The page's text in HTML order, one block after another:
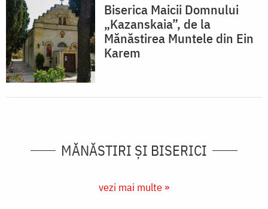
Biserica Maicii Domnului
„Kazanskaia”, de la
Mănăstirea Muntele din Ein
Karem
MĂNĂSTIRI ȘI BISERICI
vezi mai multe »